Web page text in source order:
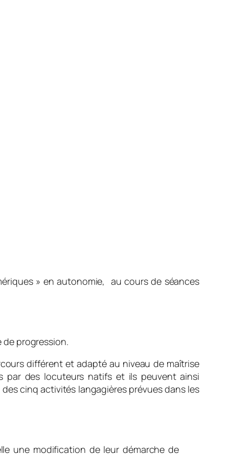
» en autonomie, au cours de séances
de progression.
différent et adapté au niveau de maîtrise
par des locuteurs natifs et ils peuvent ainsi
cinq activités langagières prévues dans les
une modification de leur démarche de